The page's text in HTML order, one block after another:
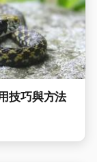
技巧與方法